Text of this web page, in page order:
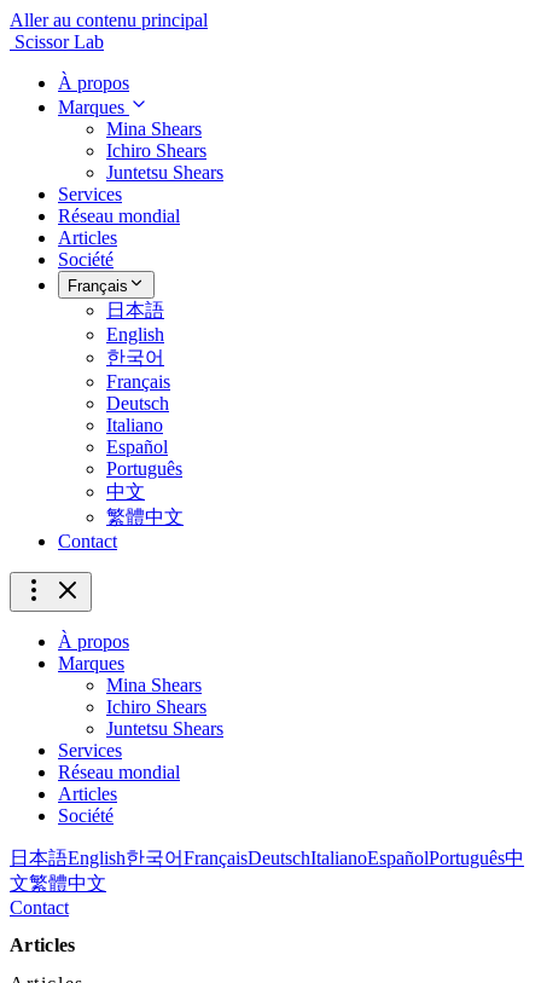
Aller au contenu principal
Scissor Lab
À propos
Marques
Mina Shears
Ichiro Shears
Juntetsu Shears
Services
Réseau mondial
Articles
Société
Français
日本語
English
한국어
Français
Deutsch
Italiano
Español
Português
中文
繁體中文
Contact
À propos
Marques
Mina Shears
Ichiro Shears
Juntetsu Shears
Services
Réseau mondial
Articles
Société
日本語English한국어FrançaisDeutschItalianoEspañolPortuguês中
文繁體中文
Contact
Articles